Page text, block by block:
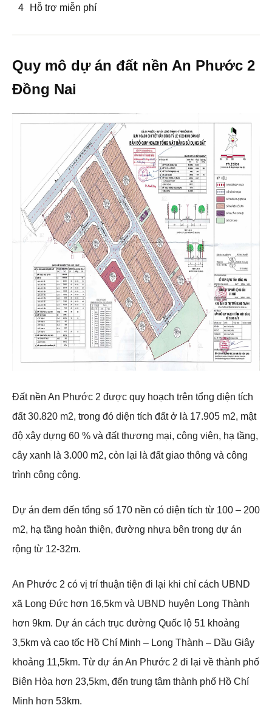
Hỗ trợ miễn phí
Quy mô dự án đất nền An Phước 2
Đồng Nai
Đất nền An Phước 2 được quy hoạch trên tổng diện tích
đất 30.820 m2, trong đó diện tích đất ở là 17.905 m2, mật
độ xây dựng 60 % và đất thương mại, công viên, hạ tầng,
cây xanh là 3.000 m2, còn lại là đất giao thông và công
trình công cộng.
Dự án đem đến tổng số 170 nền có diện tích từ 100 – 200
m2, hạ tầng hoàn thiện, đường nhựa bên trong dự án
rộng từ 12-32m.
An Phước 2 có vị trí thuận tiện đi lại khi chỉ cách UBND
xã Long Đức hơn 16,5km và UBND huyện Long Thành
hơn 9km. Dự án cách trục đường Quốc lộ 51 khoảng
3,5km và cao tốc Hồ Chí Minh – Long Thành – Dầu Giây
khoảng 11,5km. Từ dự án An Phước 2 đi lại về thành phố
Biên Hòa hơn 23,5km, đến trung tâm thành phố Hồ Chí
Minh hơn 53km.